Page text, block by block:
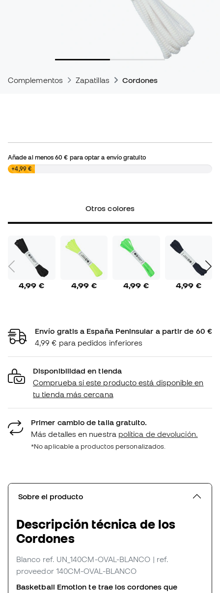
Complementos Zapatillas Cordones
Añade al menos60 € para optar a envío gratuito
0,00 €
+4,99 €
Otros colores
4,99 € 4,99 € 4,99 € 4,99 €
Envío gratis a España Peninsular a partir de 60 €
4,99 € para pedidos inferiores
Disponibilidad en tienda
Comprueba si este producto está disponible en
tu tienda más cercana
Primer cambio de talla gratuito.
Más detalles en nuestra política de devolución.
*No aplicable a productos personalizados.
Sobre el producto
Descripción técnica de los
Cordones
Blanco ref. UN_140CM-OVAL-BLANCO | ref.
proveedor 140CM-OVAL-BLANCO
Basketball Emotion te trae los cordones que